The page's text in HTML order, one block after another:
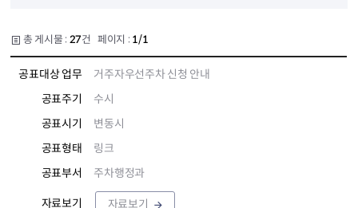
총 게시물 : 27건 페이지 : 1/1
공표대상 업무
거주자우선주차 신청 안내
공표주기
수시
공표시기
변동시
공표형태
링크
공표부서
주차행정과
자료보기 자료보기